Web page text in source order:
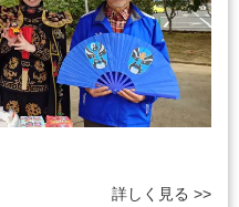
詳しく見る >>